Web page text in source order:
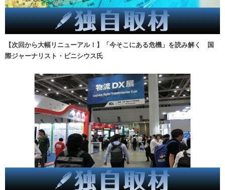
【次回から大幅リニューアル！】「今そこにある危機」を読み解く 国
際ジャーナリスト・ビニシウス氏